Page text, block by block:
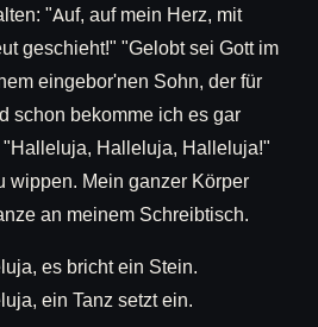
"Auf, auf mein Herz, mit
geschieht!" "Gelobt sei Gott im
eingebor'nen Sohn, der für
schon bekomme ich es gar
Halleluja, Halleluja!"
wippen. Mein ganzer Körper
an meinem Schreibtisch.
es bricht ein Stein.
ein Tanz setzt ein.